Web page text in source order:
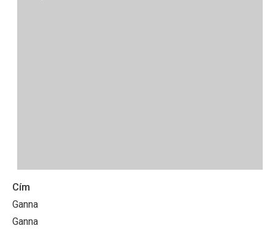
Cím
Ganna
Ganna